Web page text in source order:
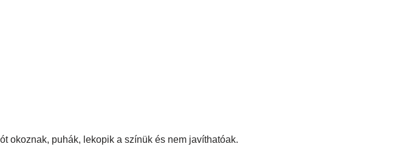
okoznak, puhák, lekopik a színük és nem javíthatóak.